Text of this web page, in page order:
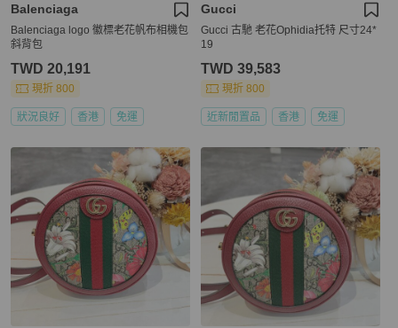
Balenciaga
Balenciaga logo 徽標老花帆布相機包
斜背包
TWD 20,191
現折 800
狀況良好 香港 免運
Gucci
Gucci 古馳 老花Ophidia托特 尺寸24*
19
TWD 39,583
現折 800
近新閒置品 香港 免運